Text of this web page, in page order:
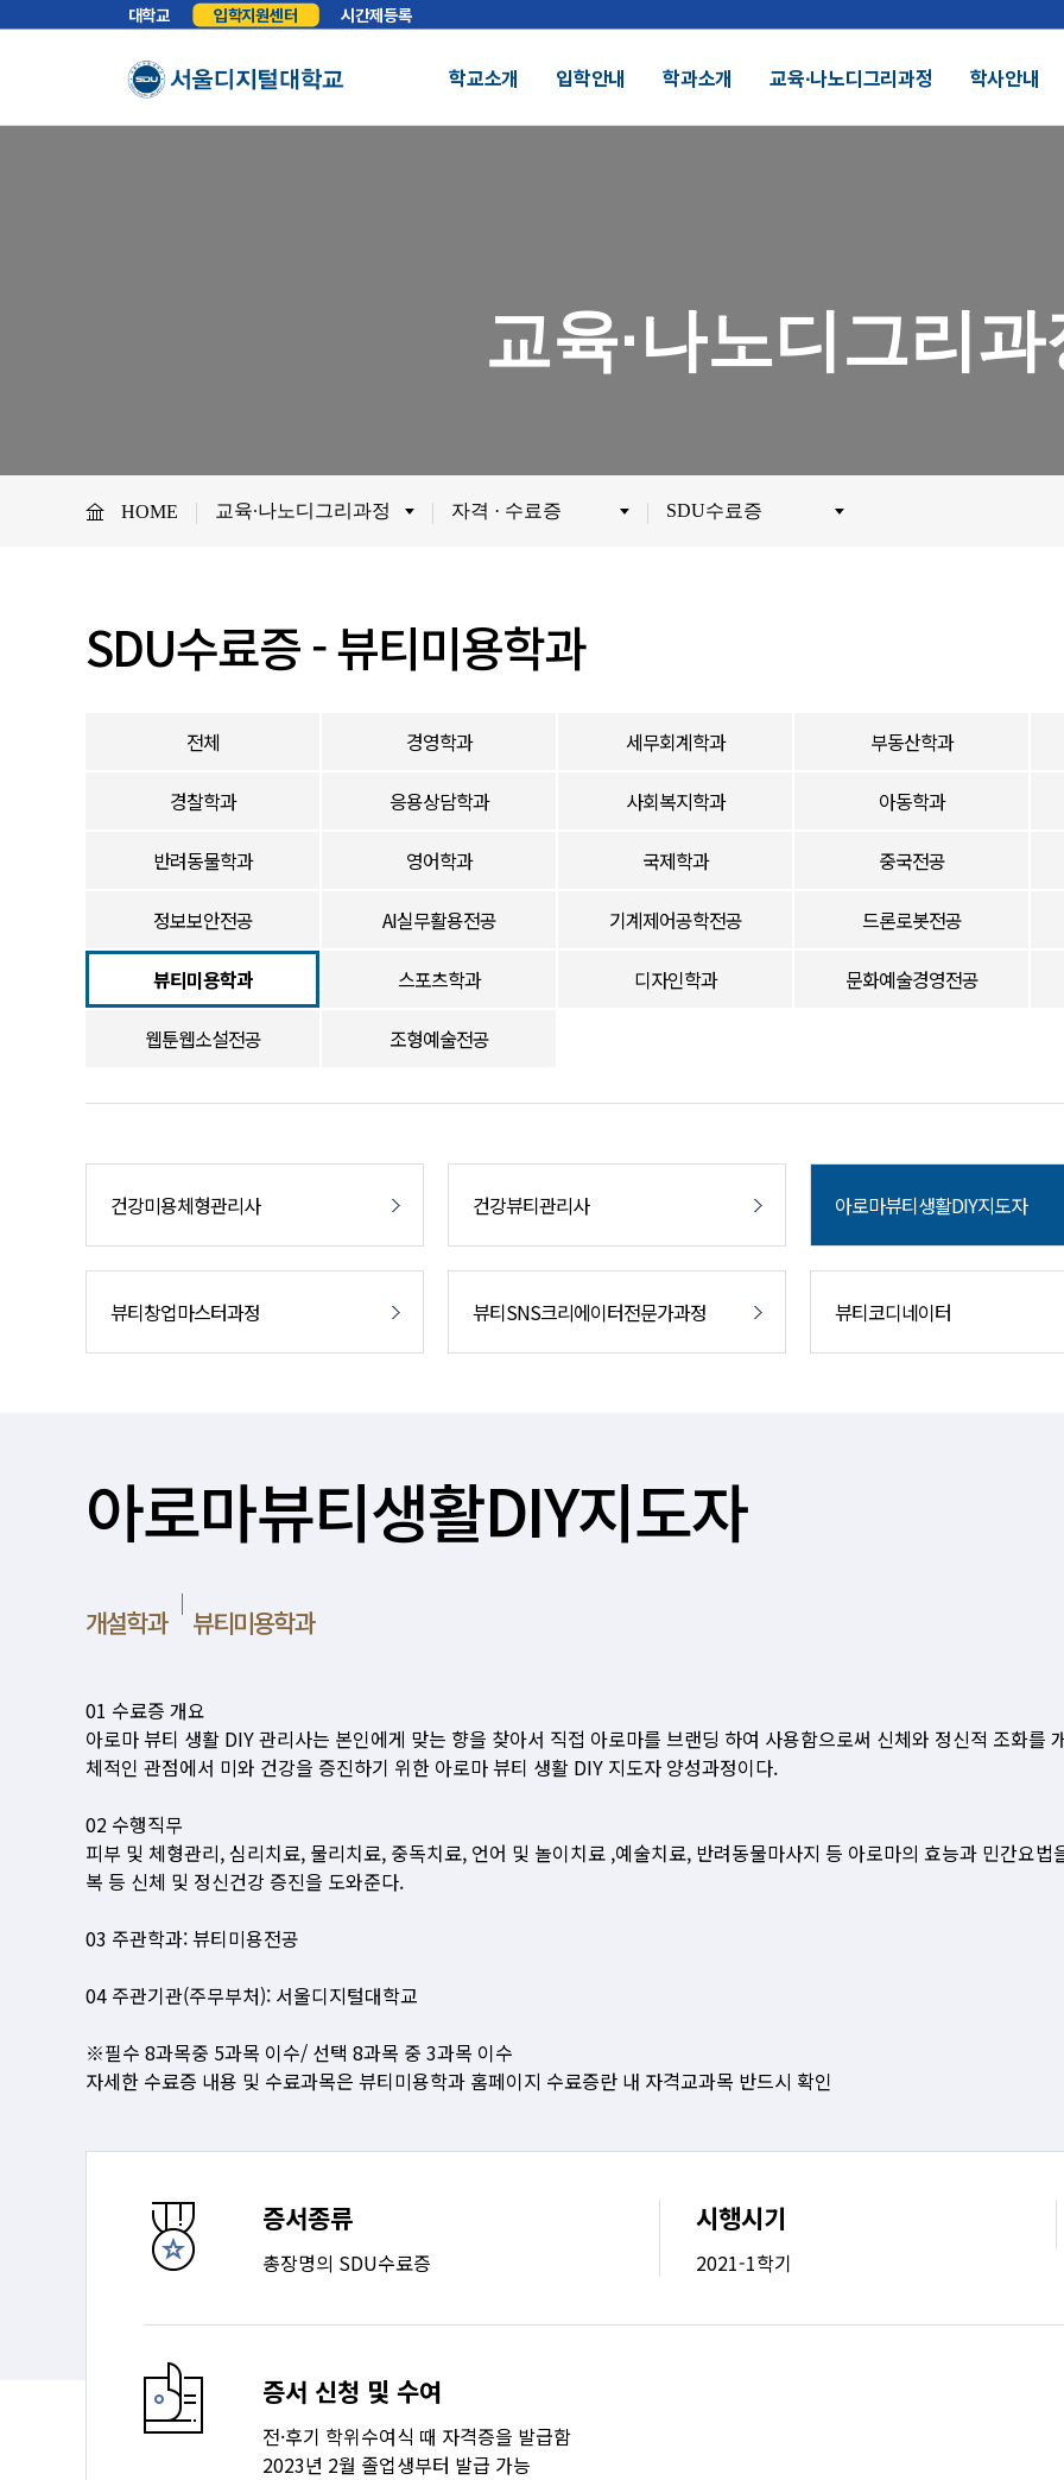
대학교 입학지원센터 시간제등록
학교소개
NO.1 SDUSDU AI
소개조직도 헌장 대학정보공시 정보공개전화번호안내찾아오시는길
비전임교원정시채용
입학안내 학과소개 교육∙나노디그리과정 학사안내
교육∙나노디그리
HOME 교육∙나노디그리과정 자격 · 수료증 SDU수료증
SDU수료증 - 뷰티미용학과
전체 경영학과 세무회계학과 부동산학과
경찰학과 응용상담학과 사회복지학과 아동학과
반려동물학과 영어학과 국제학과 중국전공
정보보안전공 AI실무활용전공 기계제어공학전공 드론로봇전공
뷰티미용학과 스포츠학과 디자인학과 문화예술경영전공
웹툰웹소설전공 조형예술전공
건강미용체형관리사 건강뷰티관리사 아로마뷰티생활DIY지도자
뷰티창업마스터과정 뷰티SNS크리에이터전문가과정 뷰티코디네이터
아로마뷰티생활DIY지도자
개설학과 뷰티미용학과
01 수료증 개요
아로마 뷰티 생활 DIY 관리사는 본인에게 맞는 향을 찾아서 직접 아로마를 브랜딩 하여 사용함으로써 신체와 정신적 조화를
체적인 관점에서 미와 건강을 증진하기 위한 아로마 뷰티 생활 DIY 지도자 양성과정이다.
02 수행직무
피부 및 체형관리, 심리치료, 물리치료, 중독치료, 언어 및 놀이치료 ,예술치료, 반려동물마사지 등 아로마의 효능과 민간요
복 등 신체 및 정신건강 증진을 도와준다.
03 주관학과: 뷰티미용전공
04 주관기관(주무부처): 서울디지털대학교
※필수 8과목중 5과목 이수/ 선택 8과목 중 3과목 이수
자세한 수료증 내용 및 수료과목은 뷰티미용학과 홈페이지 수료증란 내 자격교과목 반드시 확인
증서종류
총장명의 SDU수료증
시행시기
2021-1학기
증서 신청 및 수여
전·후기 학위수여식 때 자격증을 발급함
2023년 2월 졸업생부터 발급 가능